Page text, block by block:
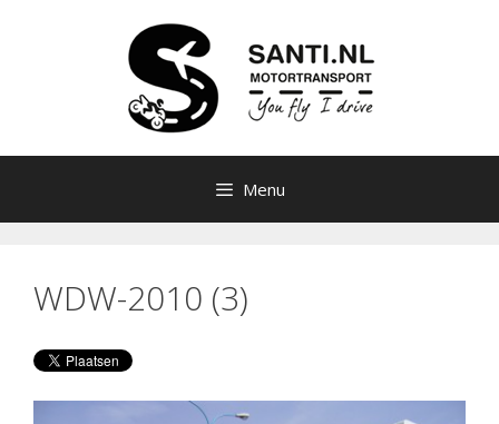
Menu
WDW-2010 (3)